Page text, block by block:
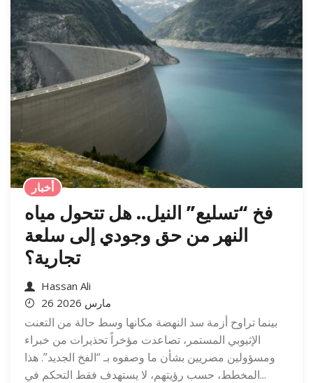
أخبار
فخ “تسليع” النيل.. هل تتحول مياه
النهر من حق وجودي إلى سلعة
تجارية؟
Hassan Ali
26 مارس 2026
بينما تراوح أزمة سد النهضة مكانها وسط حالة من التعنت
الإثيوبي المستمر، تصاعدت مؤخراً تحذيرات من خبراء
ومسؤولين مصريين بشأن ما وصفوه بـ “الفخ الجديد”. هذا
المخطط، حسب رؤيتهم، لا يستهدف فقط التحكم في...